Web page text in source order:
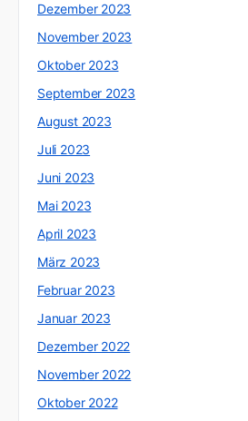
Dezember 2023
November 2023
Oktober 2023
September 2023
August 2023
Juli 2023
Juni 2023
Mai 2023
April 2023
März 2023
Februar 2023
Januar 2023
Dezember 2022
November 2022
Oktober 2022